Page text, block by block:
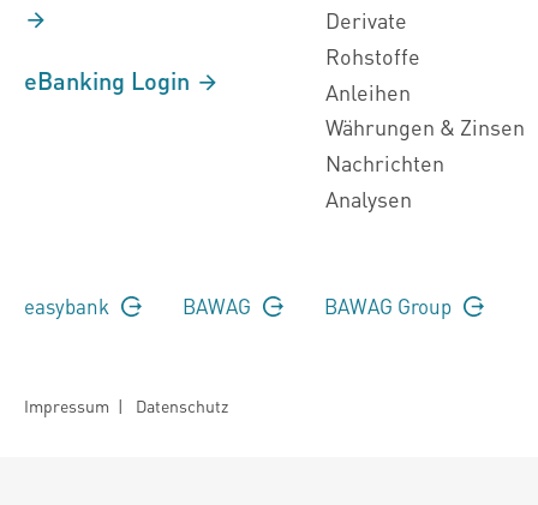
eBanking Login
Derivate
Rohstoffe
Anleihen
Währungen & Zinsen
Nachrichten
Analysen
easybank BAWAG BAWAG Group
Impressum | Datenschutz